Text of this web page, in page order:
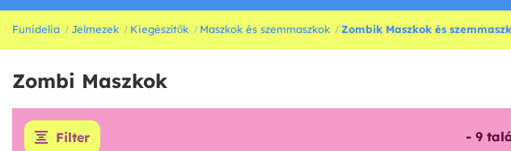
Funidelia Jelmezek Kiegészítők Maszkok és szemmaszkok Zombik Maszkok és
Zombi Maszkok
Filter - 9